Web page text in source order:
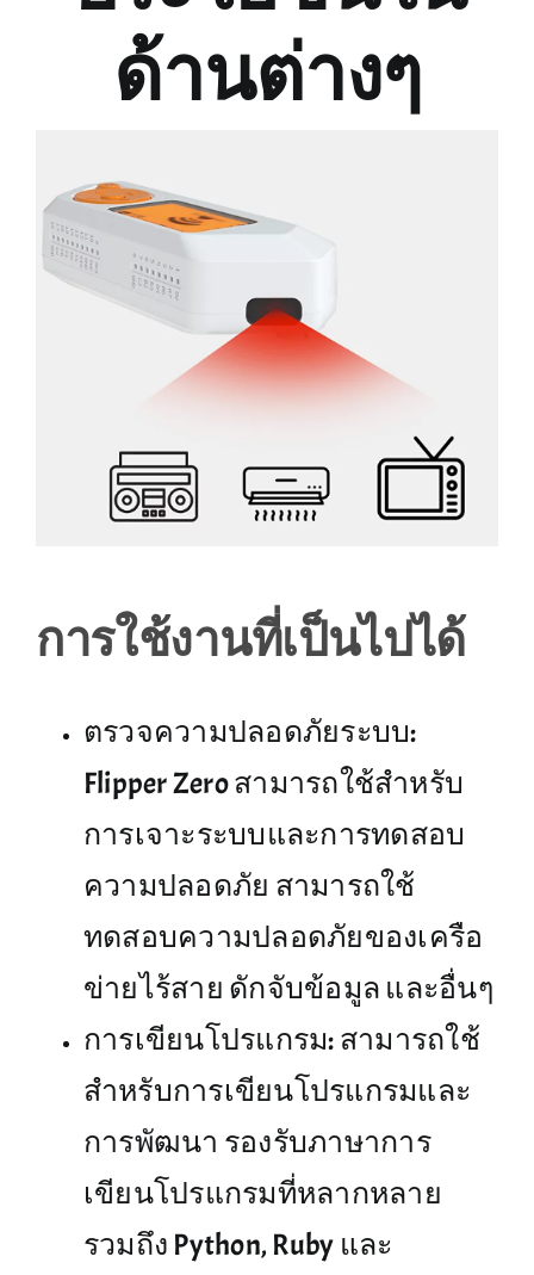
ด้านต่างๆ
การใช้งานที่เป็นไปได้
ตรวจความปลอดภัยระบบ:
Flipper Zero สามารถใช้สำหรับ
การเจาะระบบและการทดสอบ
ความปลอดภัย สามารถใช้
ทดสอบความปลอดภัยของเครือ
ข่ายไร้สาย ดักจับข้อมูล และอื่นๆ
การเขียนโปรแกรม: สามารถใช้
สำหรับการเขียนโปรแกรมและ
การพัฒนา รองรับภาษาการ
เขียนโปรแกรมที่หลากหลาย
รวมถึง Python, Ruby และ